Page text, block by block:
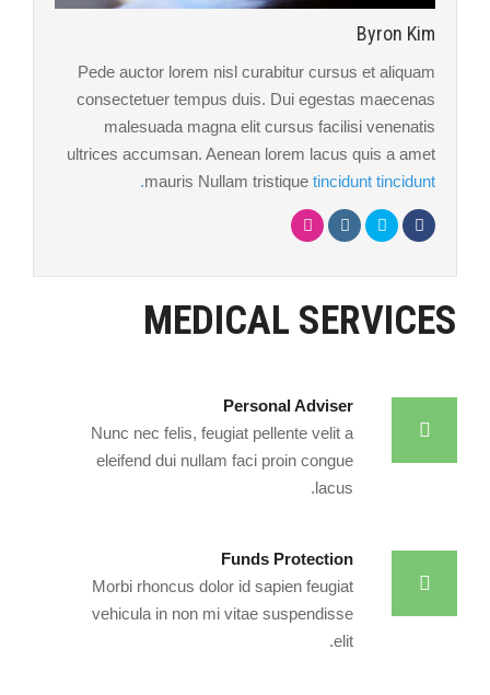
Byron Kim
Pede auctor lorem nisl curabitur cursus et aliquam
consectetuer tempus duis. Dui egestas maecenas
malesuada magna elit cursus facilisi venenatis
ultrices accumsan. Aenean lorem lacus quis a amet
mauris Nullam tristique tincidunt tincidunt.
MEDICAL SERVICES
Personal Adviser
Nunc nec felis, feugiat pellente velit a
eleifend dui nullam faci proin congue
lacus.
Funds Protection
Morbi rhoncus dolor id sapien feugiat
vehicula in non mi vitae suspendisse
elit.